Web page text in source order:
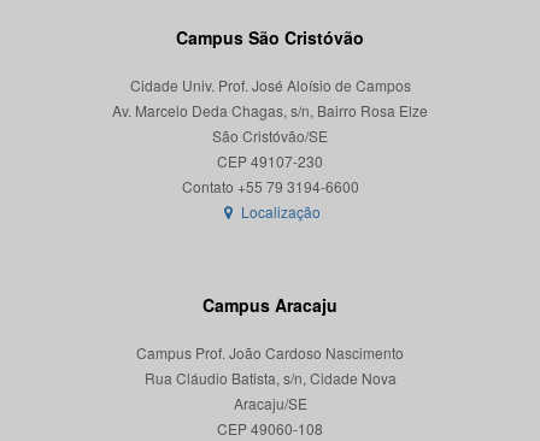
Campus São Cristóvão
Cidade Univ. Prof. José Aloísio de Campos
Av. Marcelo Deda Chagas, s/n, Bairro Rosa Elze
São Cristóvão/SE
CEP 49107-230
Localização
Campus Aracaju
Campus Prof. João Cardoso Nascimento
Rua Cláudio Batista, s/n, Cidade Nova
Aracaju/SE
CEP 49060-108